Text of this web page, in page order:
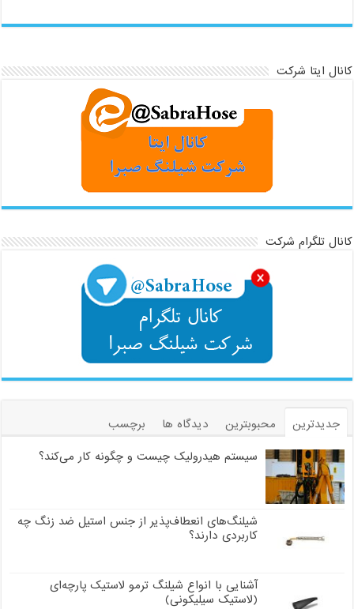
کانال ایتا شرکت
کانال تلگرام شرکت
جدیدترین محبوبترین دیدگاه ها
برچسب
سیستم هیدرولیک چیست و چگونه کار می‌کند؟
شیلنگ‌های انعطاف‌پذیر از جنس استیل ضد زنگ چه
کاربردی دارند؟
آشنایی با انواع شیلنگ ترمو لاستیک پارچه‌ای
(لاستیک سیلیکونی)